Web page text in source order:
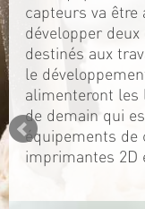
capteurs va être
développer
destinés aux
le
alimenteront les
de demain qui
équipements
imprimantes 2D